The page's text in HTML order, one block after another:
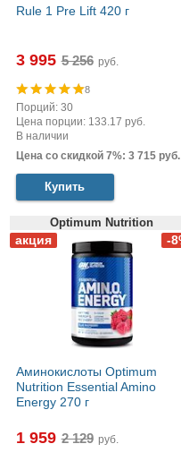
Rule 1 Pre Lift 420 г
3 995 руб.
8
Порций: 30
Цена порции: 133.17 руб.
В наличии
Цена со скидкой 7%: 3 715 руб.
Купить
Optimum Nutrition
Аминокислоты Optimum
Nutrition Essential Amino
Energy 270 г
1 959 руб.